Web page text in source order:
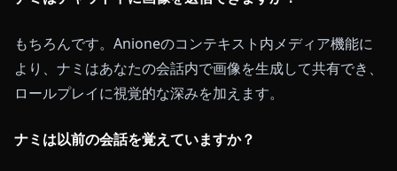
もちろんです。Anioneのコンテキスト内メディア機能に
より、ナミはあなたの会話内で画像を生成して共有でき、
ロールプレイに視覚的な深みを加えます。
ナミは以前の会話を覚えていますか？